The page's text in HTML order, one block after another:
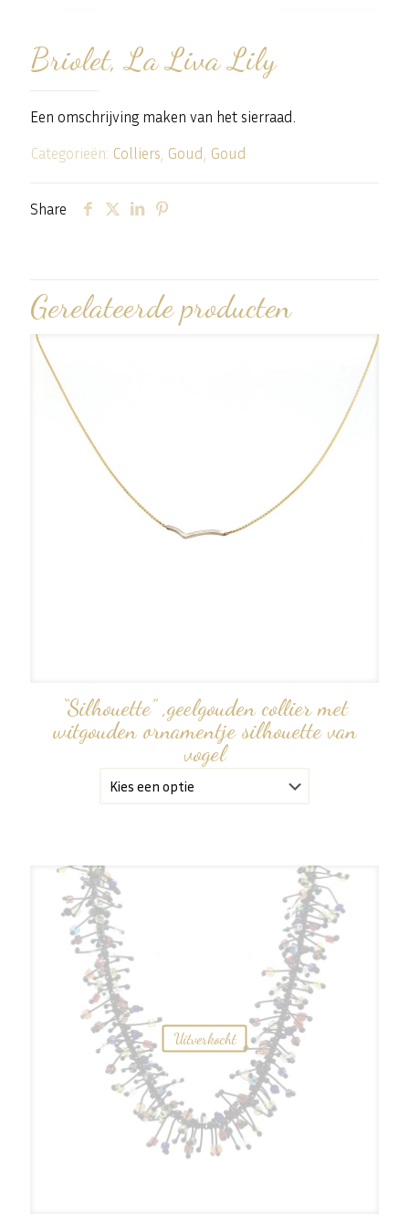
Briolet, La Liva Lily
Een omschrijving maken van het sierraad.
Categorieën: Colliers Goud Goud
Share
Gerelateerde producten
“Silhouette” ,geelgouden collier met
witgouden ornamentje silhouette van
vogel
Uitverkocht